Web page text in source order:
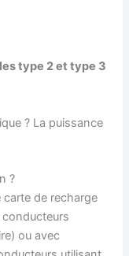
type 2 et type 3
? La puissance
?
de recharge
conducteurs
ou avec